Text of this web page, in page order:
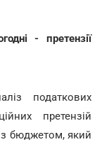
- претензії
податкових
претензій
з бюджетом, який